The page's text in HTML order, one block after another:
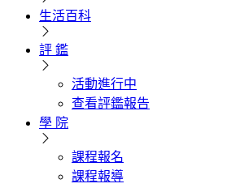
生活百科
評 鑑
活動進行中
查看評鑑報告
學 院
課程報名
課程報導